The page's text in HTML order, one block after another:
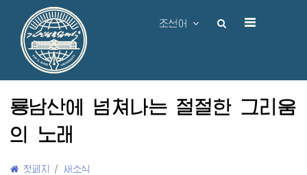
조선어
룡남산에 넘쳐나는 절절한 그리움
의 노래
첫페지 / 새소식